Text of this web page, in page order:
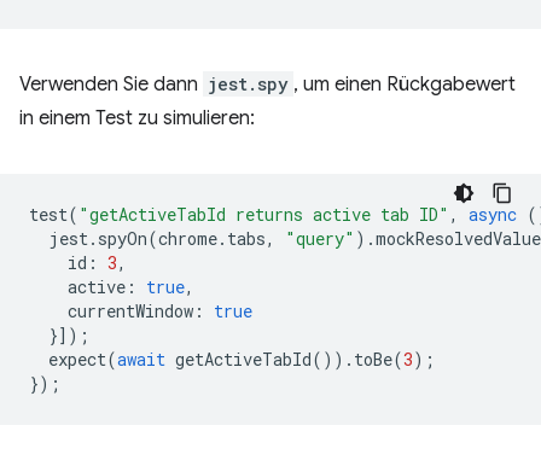
Verwenden Sie dann jest.spy , um einen Rückgabewert
in einem Test zu simulieren:
test( "getActiveTabId returns active tab ID" , async
jest. spyOn(chrome. tabs, "query" ).mockResolvedValue
id : 3,
active : true,
currentWindow :
true
}]);
expect(await getActiveTabId()). toBe(3);
});